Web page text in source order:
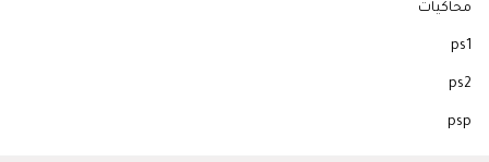
محاكيات
ps1
ps2
psp